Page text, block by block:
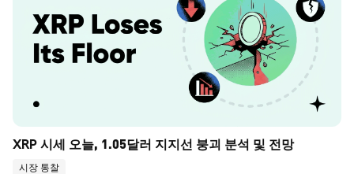
XRP 시세 오늘, 1.05달러 지지선 붕괴 분석 및 전망
시장 통찰